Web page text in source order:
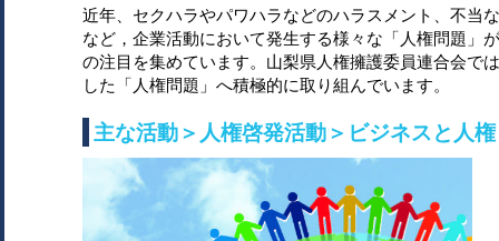
近年、セクハラやパワハラなどのハラスメント、不当
など，企業活動において発生する様々な「人権問題」
の注目を集めています。山梨県人権擁護委員連合会で
した「人権問題」へ積極的に取り組んでいます。
主な活動＞人権啓発活動＞ビジネスと人権